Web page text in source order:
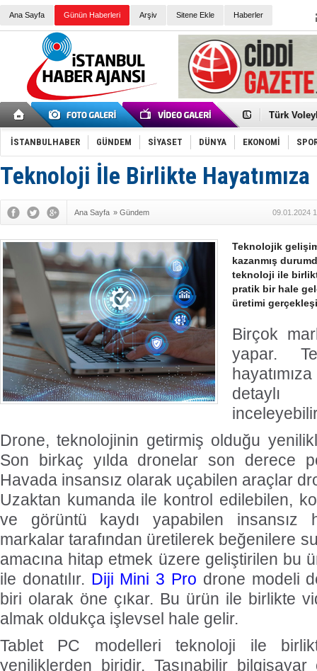
Ana Sayfa Günün Haberleri Arşiv Sitene Ekle Haberler
Elena
Türk
Töreninde
İkinci El
Guguk
Sneaker
Tommy
Ankara
Erdoğan:
'Kurultay
İtalyan
İSTANBULHABER GÜNDEM SİYASET DÜNYA EKONOMİ
Teknoloji İle Birlikte
Ana Sayfa » Gündem 09.01.2024
Teknolojik
kazanmış
teknoloji ile
pratik bir hale
üretimi
Birçok
yapar.
Drone, teknolojinin getirmiş olduğu
Son birkaç yılda dronelar son derece
Havada insansız olarak uçabilen araçlar
Uzaktan kumanda ile kontrol edilebilen,
ve görüntü kaydı yapabilen insansız
markalar tarafından üretilerek beğenilere
amacına hitap etmek üzere geliştirilen bu
ile donatılır. Diji Mini 3 Pro drone modeli
biri olarak öne çıkar. Bu ürün ile birlikte
almak oldukça işlevsel hale gelir.
Tablet PC modelleri teknoloji ile
yeniliklerden biridir. Taşınabilir